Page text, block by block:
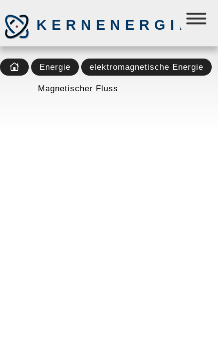
KERNENERGIE
Energie elektromagnetische Energie
Magnetischer Fluss